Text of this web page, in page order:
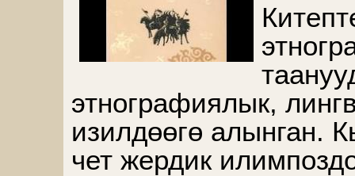
этнографиялык,
изилдөөгө алынган.
чет жердик